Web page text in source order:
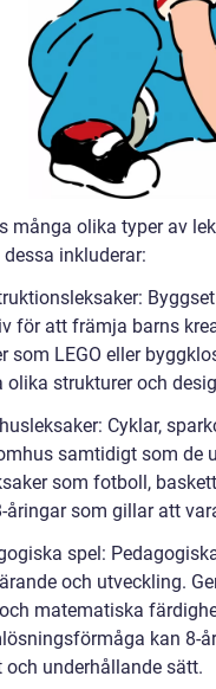
många olika typer av
inkluderar:
för att främja barns
som LEGO eller
olika strukturer och
Cyklar,
samtidigt som de
som fotboll,
åringar som gillar att
spel:
och utveckling.
matematiska
kan 8-
och underhållande sätt.